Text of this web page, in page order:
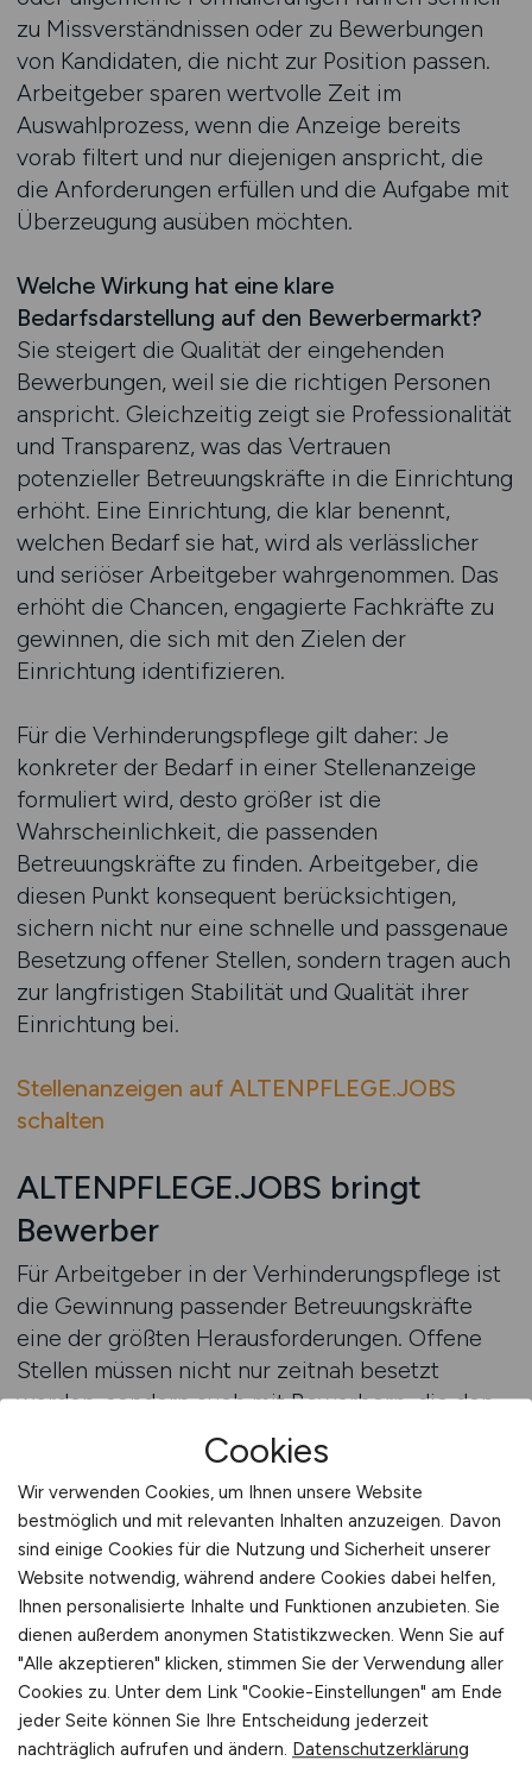
zu Missverständnissen oder zu Bewerbungen
von Kandidaten, die nicht zur Position passen.
Arbeitgeber sparen wertvolle Zeit im
Auswahlprozess, wenn die Anzeige bereits
vorab filtert und nur diejenigen anspricht, die
die Anforderungen erfüllen und die Aufgabe mit
Überzeugung ausüben möchten.
Welche Wirkung hat eine klare
Bedarfsdarstellung auf den Bewerbermarkt?
Sie steigert die Qualität der eingehenden
Bewerbungen, weil sie die richtigen Personen
anspricht. Gleichzeitig zeigt sie Professionalität
und Transparenz, was das Vertrauen
potenzieller Betreuungskräfte in die Einrichtung
erhöht. Eine Einrichtung, die klar benennt,
welchen Bedarf sie hat, wird als verlässlicher
und seriöser Arbeitgeber wahrgenommen. Das
erhöht die Chancen, engagierte Fachkräfte zu
gewinnen, die sich mit den Zielen der
Einrichtung identifizieren.
Für die Verhinderungspflege gilt daher: Je
konkreter der Bedarf in einer Stellenanzeige
formuliert wird, desto größer ist die
Wahrscheinlichkeit, die passenden
Betreuungskräfte zu finden. Arbeitgeber, die
diesen Punkt konsequent berücksichtigen,
sichern nicht nur eine schnelle und passgenaue
Besetzung offener Stellen, sondern tragen auch
zur langfristigen Stabilität und Qualität ihrer
Einrichtung bei.
Stellenanzeigen auf ALTENPFLEGE.JOBS
schalten
ALTENPFLEGE.JOBS bringt
Bewerber
Für Arbeitgeber in der Verhinderungspflege ist
die Gewinnung passender Betreuungskräfte
eine der größten Herausforderungen. Offene
Stellen müssen nicht nur zeitnah besetzt
werden, sondern auch mit Bewerbern, die den
besonderen Anforderungen dieser Aufgabe
gerecht werden. Eine große Reichweite und die
gezielte Sichtbarkeit der Stellenanzeigen sind
dabei der Schlüssel zum Erfolg. Wenn eine
Anzeige dort platziert wird, wo
Betreuungskräfte aktiv nach neuen
Möglichkeiten suchen, steigt die
Wahrscheinlichkeit, innerhalb kurzer Zeit
qualifizierte Bewerbungen zu erhalten. So wird
aus einer einfachen Ausschreibung ein
wirksames Instrument, das Arbeitgebern hilft,
Cookies
Wir verwenden Cookies, um Ihnen unsere Website
bestmöglich und mit relevanten Inhalten anzuzeigen. Davon
sind einige Cookies für die Nutzung und Sicherheit unserer
Website notwendig, während andere Cookies dabei helfen,
Ihnen personalisierte Inhalte und Funktionen anzubieten. Sie
dienen außerdem anonymen Statistikzwecken. Wenn Sie auf
"Alle akzeptieren" klicken, stimmen Sie der Verwendung aller
Cookies zu. Unter dem Link "Cookie-Einstellungen" am Ende
jeder Seite können Sie Ihre Entscheidung jederzeit
nachträglich aufrufen und ändern. Datenschutzerklärung